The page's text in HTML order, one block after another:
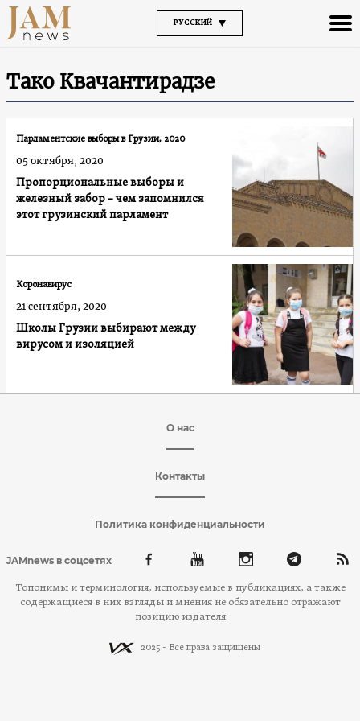
РУССКИЙ
Тако Квачантирадзе
Пропорциональные выборы и
железный забор – чем запомнился
этот грузинский парламент
Парламентские выборы в Грузии, 2020
05 октября, 2020
Школы Грузии выбирают между
вирусом и изоляцией
Коронавирус
21 сентября, 2020
О нас
Контакты
Политика конфиденциальности
JAMnews в соцсетях
Топонимы и терминология, используемые в публикациях, а также
содержащиеся в них взгляды и мнения не обязательно отражают
позицию издателя
2025 - Все права защищены